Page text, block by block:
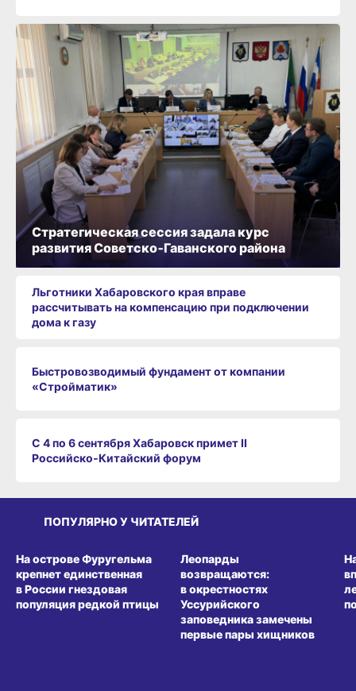
Льготники Хабаровского края вправе
рассчитывать на компенсацию при подключении
дома к газу
Быстровозводимый фундамент от компании
«Стройматик»
С 4 по 6 сентября Хабаровск примет II
Российско‑Китайский форум
Стратегическая сессия задала курс
развития Советско‑Гаванского района
ПОПУЛЯРНО У ЧИТАТЕЛЕЙ
На острове Фуругельма
крепнет единственная
в России гнездовая
популяция редкой птицы
Леопарды
возвращаются:
в окрестностях
Уссурийского
заповедника замечены
первые пары хищников